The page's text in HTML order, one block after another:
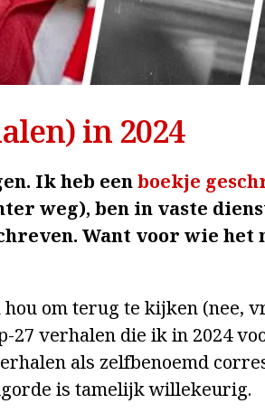
in 2024
Ik heb eenboekje
weg), ben in vaste
Want voor wie
om terug te kijken (nee,
verhalen die ik in 2024
als zelfbenoemd
is tamelijk willekeurig.